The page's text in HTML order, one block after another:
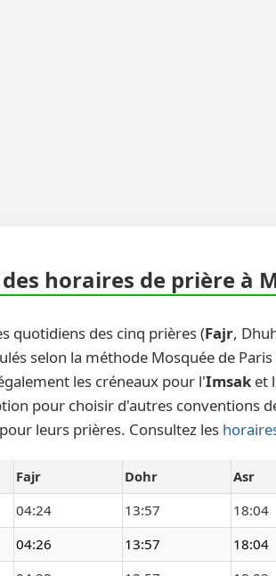
horaires de prière à
quotidiens des cinq prières (Fajr,
selon la méthode Mosquée de
les créneaux pour l'Imsak et
pour choisir d'autres conventions
leurs prières. Consultez les
Fajr Dohr Asr
04:24 13:57 18:04
04:26 13:57 18:04